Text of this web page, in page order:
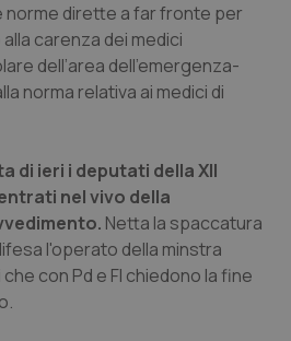
dirette a far fronte per
carenza dei medici
dell’area dell’emergenza-
norma relativa ai medici di
di ieri i deputati della XII
nel vivo della
Netta la spaccatura
l'operato della minstra
con Pd e FI chiedono la fine